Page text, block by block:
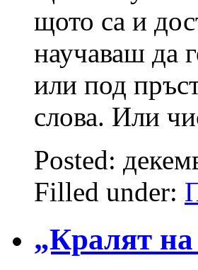
щото са и
научаваш да
или под
слова. Или
Posted:
Filled under:
„Кралят